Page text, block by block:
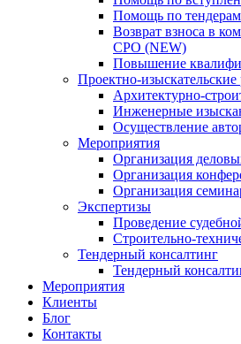
Помощь по тендерам
Возврат взноса в
СРО (NEW)
Повышение
Проектно-изыскательские
Архитектурно-
Инженерные
Осуществление
Мероприятия
Организация
Организация
Организация
Экспертизы
Проведение
Строительно-
Тендерный консалтинг
Тендерный
Мероприятия
Клиенты
Блог
Контакты